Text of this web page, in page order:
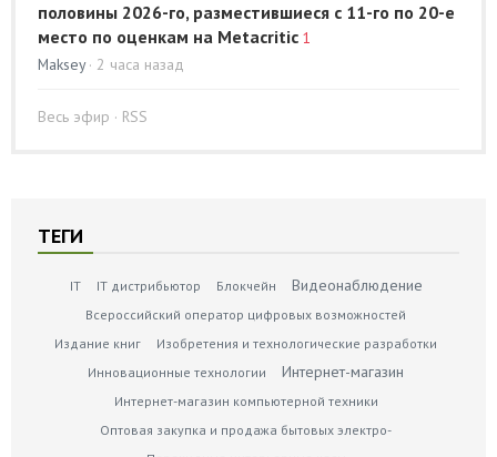
половины 2026-го, разместившиеся с 11-го по 20-е
место по оценкам на Metacritic 1
Maksey · 2 часа назад
Весь эфир · RSS
ТЕГИ
IT IT дистрибьютор Блокчейн Видеонаблюдение
Всероссийский оператор цифровых возможностей
Издание книг
Изобретения и технологические разработки
Инновационные технологии
Интернет-магазин
Интернет-магазин компьютерной техники
Оптовая закупка и продажа бытовых электро-